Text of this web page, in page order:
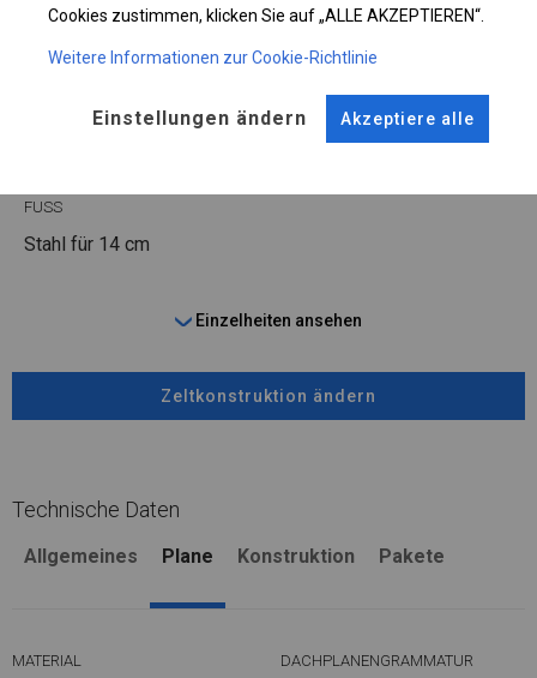
WINTER
ANSCHLÜSSE
FUSS
Stahl für 14 cm
Einzelheiten ansehen
Zeltkonstruktion ändern
Technische Daten
Allgemeines Plane Konstruktion Pakete
MATERIAL DACHPLANENGRAMMATUR
Cookies zustimmen, klicken Sie auf „ALLE AKZEPTIEREN“.
Weitere Informationen zur Cookie-Richtlinie
Einstellungen ändern Akzeptiere alle